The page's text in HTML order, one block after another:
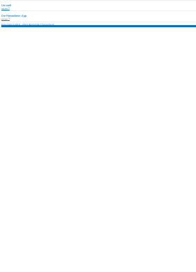
Umwelt
weiterlesen
Die Friesenheim-App
weiterlesen
Copyright © 2019 - 2024 Gemeinde Friesenheim